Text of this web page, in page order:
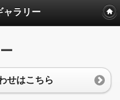
ャラリー
せはこちら